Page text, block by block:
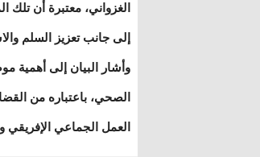
الغزواني، معتبرة أن تلك
إلى جانب تعزيز السلم
الصحي، باعتباره من
العمل الجماعي الإفريقي